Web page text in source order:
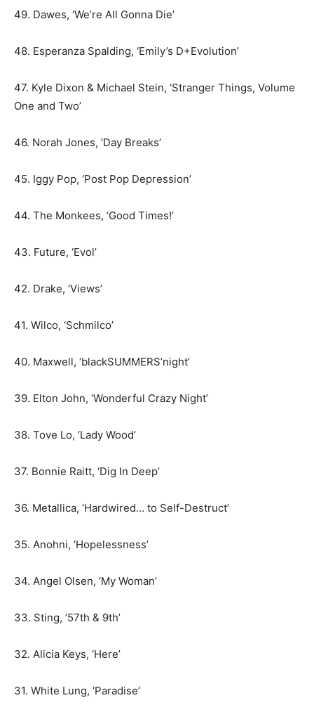
49. Dawes, ‘We’re All Gonna Die’
48. Esperanza Spalding, ‘Emily’s D+Evolution’
47. Kyle Dixon & Michael Stein, ‘Stranger Things, Volume
One and Two’
46. Norah Jones, ‘Day Breaks’
45. Iggy Pop, ‘Post Pop Depression’
44. The Monkees, ‘Good Times!’
43. Future, ‘Evol’
42. Drake, ‘Views’
41. Wilco, ‘Schmilco’
40. Maxwell, ‘blackSUMMERS’night’
39. Elton John, ‘Wonderful Crazy Night’
38. Tove Lo, ‘Lady Wood’
37. Bonnie Raitt, ‘Dig In Deep’
36. Metallica, ‘Hardwired… to Self-Destruct’
35. Anohni, ‘Hopelessness’
34. Angel Olsen, ‘My Woman’
33. Sting, ’57th & 9th’
32. Alicia Keys, ‘Here’
31. White Lung, ‘Paradise’